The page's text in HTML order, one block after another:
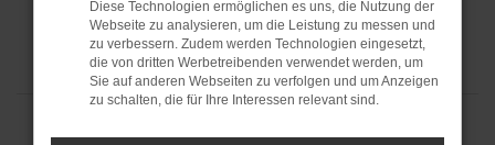
Diese Technologien ermöglichen es uns, die Nutzung der
Webseite zu analysieren, um die Leistung zu messen und
zu verbessern. Zudem werden Technologien eingesetzt,
die von dritten Werbetreibenden verwendet werden, um
Sie auf anderen Webseiten zu verfolgen und um Anzeigen
zu schalten, die für Ihre Interessen relevant sind.